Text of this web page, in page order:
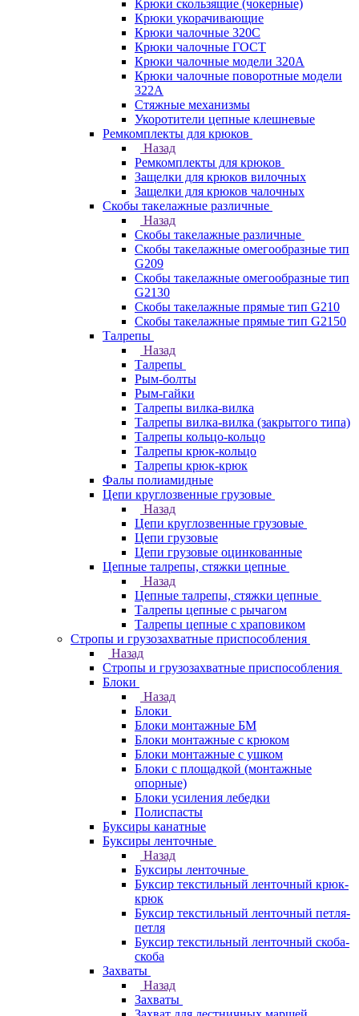
Крюки скользящие (чокерные)
Крюки укорачивающие
Крюки чалочные 320C
Крюки чалочные ГОСТ
Крюки чалочные модели 320А
Крюки чалочные поворотные модели
322А
Стяжные механизмы
Укоротители цепные клешневые
Ремкомплекты для крюков
Назад
Ремкомплекты для крюков
Защелки для крюков вилочных
Защелки для крюков чалочных
Скобы такелажные различные
Назад
Скобы такелажные различные
Скобы такелажные омегообразные тип
G209
Скобы такелажные омегообразные тип
G2130
Скобы такелажные прямые тип G210
Скобы такелажные прямые тип G2150
Талрепы
Назад
Талрепы
Рым-болты
Рым-гайки
Талрепы вилка-вилка
Талрепы вилка-вилка (закрытого типа)
Талрепы кольцо-кольцо
Талрепы крюк-кольцо
Талрепы крюк-крюк
Фалы полиамидные
Цепи круглозвенные грузовые
Назад
Цепи круглозвенные грузовые
Цепи грузовые
Цепи грузовые оцинкованные
Цепные талрепы, стяжки цепные
Назад
Цепные талрепы, стяжки цепные
Талрепы цепные с рычагом
Талрепы цепные с храповиком
Стропы и грузозахватные приспособления
Назад
Стропы и грузозахватные приспособления
Блоки
Назад
Блоки
Блоки монтажные БМ
Блоки монтажные с крюком
Блоки монтажные с ушком
Блоки с площадкой (монтажные
опорные)
Блоки усиления лебедки
Полиспасты
Буксиры канатные
Буксиры ленточные
Назад
Буксиры ленточные
Буксир текстильный ленточный крюк-
крюк
Буксир текстильный ленточный петля-
петля
Буксир текстильный ленточный скоба-
скоба
Захваты
Назад
Захваты